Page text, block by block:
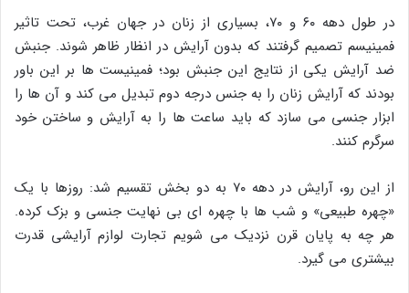
در طول دهه ۶۰ و ۷۰، بسیاری از زنان در جهان غرب، تحت تاثیر
فمینیسم تصمیم گرفتند که بدون آرایش در انظار ظاهر شوند. جنبش
ضد آرایش یکی از نتایج این جنبش بود؛ فمینیست‌ ها بر این باور
بودند که آرایش زنان را به جنس درجه دوم تبدیل می‌ کند و آن‌ ها را
ابزار جنسی می‌ سازد که باید ساعت‌ ها را به آرایش و ساختن خود
سرگرم کنند.
از این رو، آرایش در دهه ۷۰ به دو بخش تقسیم شد: روزها با یک
«چهره طبیعی» و شب‌ ها با چهره‌ ای بی‌ نهایت جنسی و بزک کرده.
هر چه به پایان قرن نزدیک می‌ شویم تجارت لوازم آرایشی قدرت
بیشتری می‌ گیرد.